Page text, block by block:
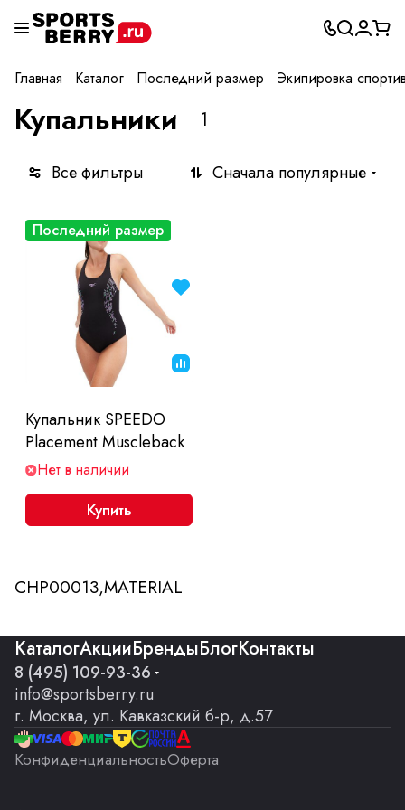
Главная Каталог Последний размер Экипировка
Купальники 1
Все фильтры Сначала популярные
Последний размер
Купальник SPEEDO
Placement Muscleback
Нет в наличии
Купить
CHP00013,MATERIAL
КаталогАкцииБрендыБлогКонтакты
8 (495) 109-93-36
info@sportsberry.ru
г. Москва, ул. Кавказский б-р, д.57
КонфиденциальностьОферта